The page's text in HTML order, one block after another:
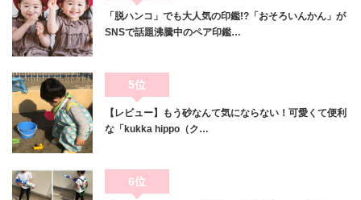
「脱ハンコ」でも大人気の印鑑!?「おそろいんかん」が
SNSで話題沸騰中のペア印鑑…
5位
【レビュー】もう砂なんて気にならない！可愛くて便利
な「kukka hippo（ク…
6位